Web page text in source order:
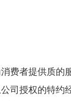
费者提供质的
司授权的特约